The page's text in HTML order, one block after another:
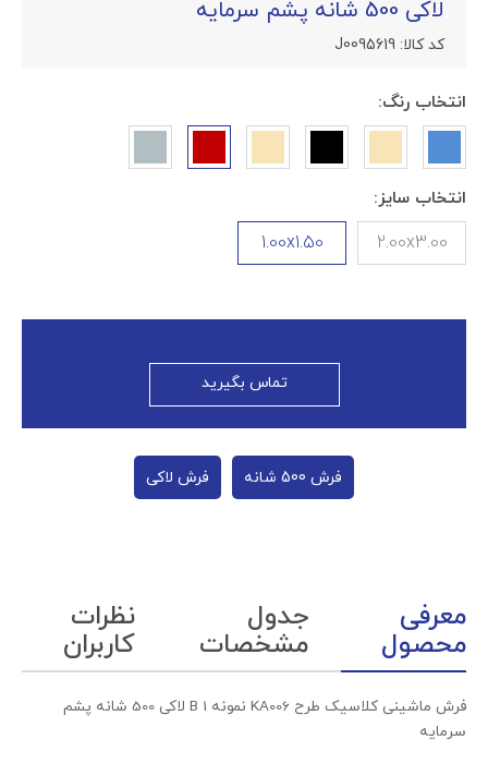
لاکی 500 شانه پشم سرمایه
کد کالا: J0095619
انتخاب رنگ:
انتخاب سایز:
2.00x3.00
1.00x1.50
تماس بگیرید
فرش 500 شانه فرش لاکی
معرفی
محصول
جدول
مشخصات
نظرات
کاربران
فرش ماشینی کلاسیک طرح KA006 نمونه 1 B لاکی 500 شانه پشم
سرمایه